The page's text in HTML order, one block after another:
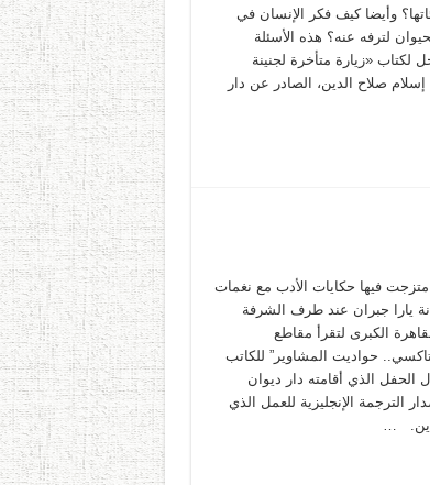
وأيضا كيف فكر الإنسان في
لترفه عنه؟ هذه الأسئلة
لكتاب «زيارة متأخرة لجنينة
إسلام صلاح الدين، الصادر عن دار
فيها حكايات الأدب مع نغمات
يارا جبران عند طرف الشرفة
الكبرى لتقرأ مقاطع
“تاكسي.. حواديت المشاوير” للكاتب
الحفل الذي أقامته دار ديوان
الترجمة الإنجليزية للعمل الذي
…